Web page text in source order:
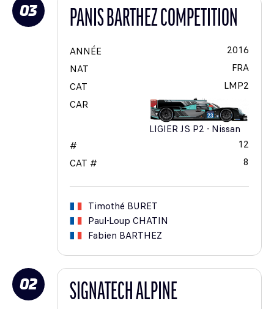
03 PANIS BARTHEZ COMPETITION
ANNÉE
2016
NAT
FRA
CAT
LMP2
CAR
LIGIER JS P2 - Nissan
#
12
CAT #
8
Timothé BURET
Paul-Loup CHATIN
Fabien BARTHEZ
02 SIGNATECH ALPINE